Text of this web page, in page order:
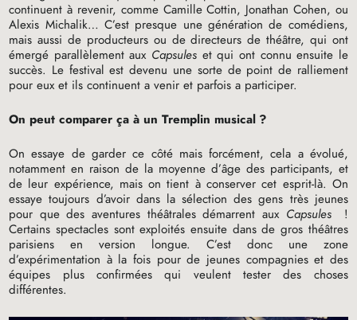
continuent à revenir, comme Camille Cottin, Jonathan Cohen, ou
Alexis Michalik… C’est presque une génération de comédiens,
mais aussi de producteurs ou de directeurs de théâtre, qui ont
émergé parallèlement aux Capsules et qui ont connu ensuite le
succès. Le festival est devenu une sorte de point de ralliement
pour eux et ils continuent a venir et parfois a participer.
On peut comparer ça à un Tremplin musical ?
On essaye de garder ce côté mais forcément, cela a évolué,
notamment en raison de la moyenne d’âge des participants, et
de leur expérience, mais on tient à conserver cet esprit-là. On
essaye toujours d’avoir dans la sélection des gens très jeunes
pour que des aventures théâtrales démarrent aux Capsules
!
Certains spectacles sont exploités ensuite dans de gros théâtres
parisiens en version longue. C’est donc une zone
d’expérimentation à la fois pour de jeunes compagnies et des
équipes plus confirmées qui veulent tester des choses
différentes.